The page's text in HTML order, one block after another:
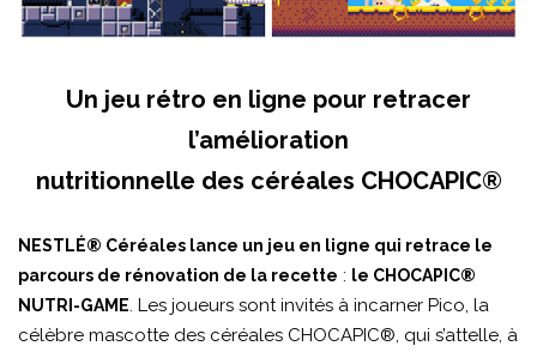
Un jeu rétro en ligne pour retracer
l’amélioration
nutritionnelle des céréales CHOCAPIC®
NESTLÉ® Céréales lance un jeu en ligne qui retrace le
parcours de rénovation de la recette : le CHOCAPIC®
NUTRI-GAME. Les joueurs sont invités à incarner Pico, la
célèbre mascotte des céréales CHOCAPIC®, qui s’attelle, à